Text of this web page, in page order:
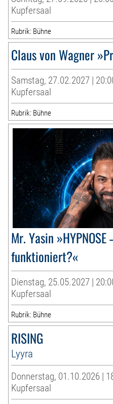
Kupfersaal
Rubrik: Bühne
Claus von Wagner
Samstag, 27.02.2027 |
Kupfersaal
Rubrik: Bühne
Mr. Yasin
funktioniert?«
Dienstag, 25.05.2027 |
Kupfersaal
Rubrik: Bühne
RISING
Lyyra
Donnerstag, 01.10.2026 |
Kupfersaal